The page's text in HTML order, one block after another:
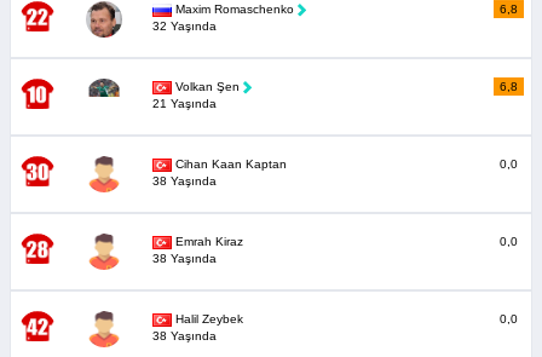
Maxim Romaschenko
32 Yaşında
6,8
Volkan Şen
21 Yaşında
6,8
Cihan Kaan Kaptan
38 Yaşında
0,0
Emrah Kiraz
38 Yaşında
0,0
Halil Zeybek
38 Yaşında
0,0